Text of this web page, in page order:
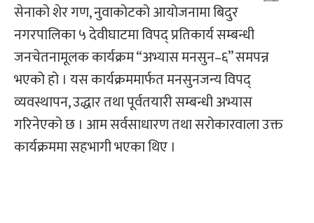
सेनाको शेर गण, नुवाकोटको आयोजनामा बिदुर
नगरपालिका ५ देवीघाटमा विपद् प्रतिकार्य सम्बन्धी
जनचेतनामूलक कार्यक्रम “अभ्यास मनसुन–६” समपन्न
भएको हो । यस कार्यक्रममार्फत मनसुनजन्य विपद्
व्यवस्थापन, उद्धार तथा पूर्वतयारी सम्बन्धी अभ्यास
गरिनेएको छ । आम सर्वसाधारण तथा सरोकारवाला उक्त
कार्यक्रममा सहभागी भएका थिए ।